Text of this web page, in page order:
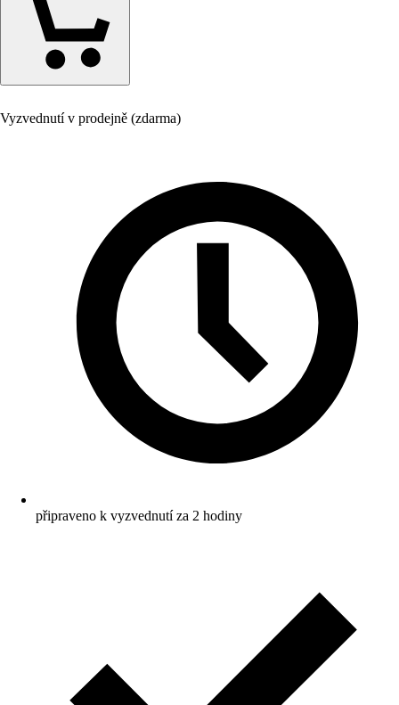
Vyzvednutí v prodejně (zdarma)
připraveno k vyzvednutí za 2 hodiny